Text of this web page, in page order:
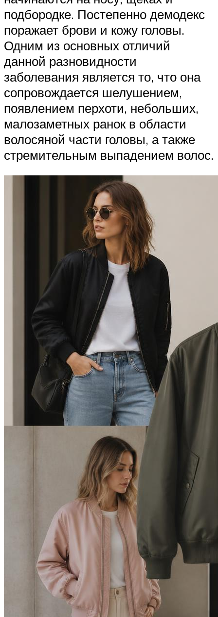
подбородке. Постепенно демодекс
поражает брови и кожу головы.
Одним из основных отличий
данной разновидности
заболевания является то, что она
сопровождается шелушением,
появлением перхоти, небольших,
малозаметных ранок в области
волосяной части головы, а также
стремительным выпадением волос.